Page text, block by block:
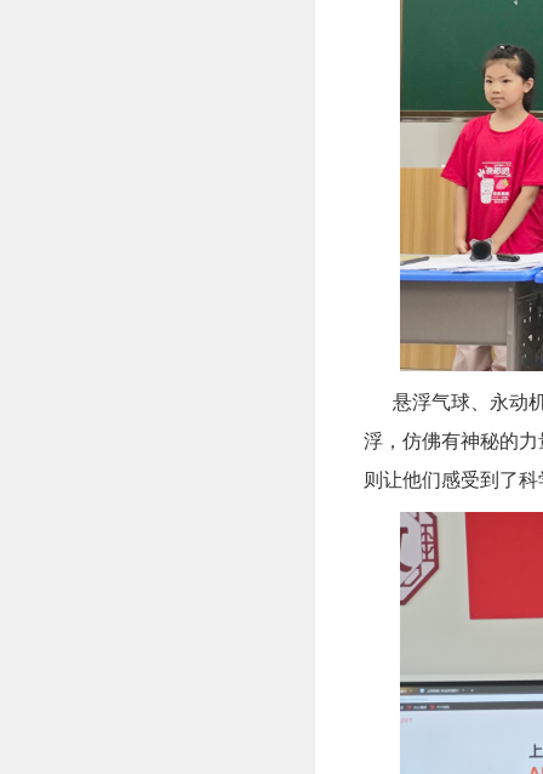
悬浮气球、永动机
浮，仿佛有神秘的
则让他们感受到了